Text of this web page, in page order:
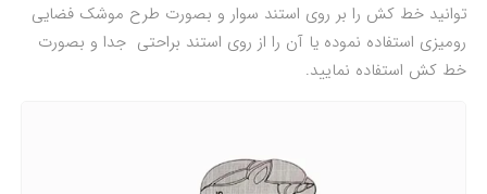
توانید خط کش را بر روی استند سوار و بصورت طرح موشک فضایی
رومیزی استفاده نموده یا آن را از روی استند براحتی جدا و بصورت
خط کش استفاده نمایید.